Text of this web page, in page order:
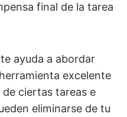
final de la tarea
ayuda a abordar
excelente
ciertas tareas e
eliminarse de tu